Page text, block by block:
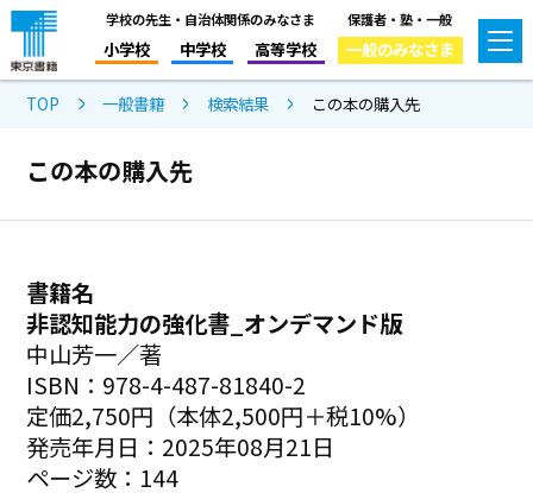
学校の先生・自治体関係のみなさま
小学校 中学校 高等学校
保護者・塾・一般
一般のみなさま
TOP 一般書籍 検索結果 この本の購入先
この本の購入先
書籍名
非認知能力の強化書_オンデマンド版
中山芳一／著
ISBN：978-4-487-81840-2
定価2,750円（本体2,500円＋税10%）
発売年月日：2025年08月21日
ページ数：144